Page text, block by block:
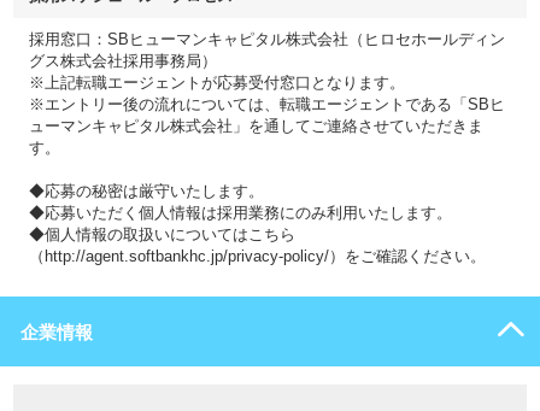
採用窓口：SBヒューマンキャピタル株式会社（ヒロセホールディン
グス株式会社採用事務局）
※上記転職エージェントが応募受付窓口となります。
※エントリー後の流れについては、転職エージェントである「SBヒ
ューマンキャピタル株式会社」を通してご連絡させていただきま
す。
◆応募の秘密は厳守いたします。
◆応募いただく個人情報は採用業務にのみ利用いたします。
◆個人情報の取扱いについてはこちら
（http://agent.softbankhc.jp/privacy-policy/）をご確認ください。
企業情報